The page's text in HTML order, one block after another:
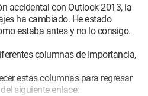
accidental con Outlook 2013, la
ha cambiado. He estado
estaba antes y no lo consigo.
columnas de Importancia,
estas columnas para regresar
siguiente enlace: